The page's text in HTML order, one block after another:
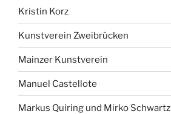
Kristin Korz
Kunstverein Zweibrücken
Mainzer Kunstverein
Manuel Castellote
Markus Quiring und Mirko Schwartz